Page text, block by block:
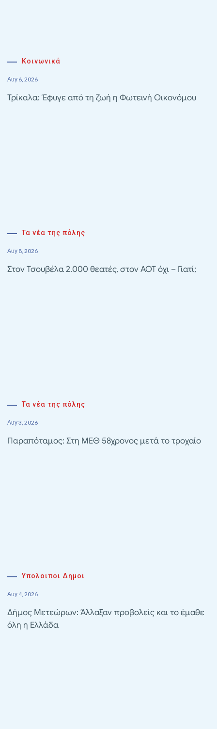
Κοινωνικά
Αυγ 6, 2026
Τρίκαλα: Έφυγε από τη ζωή η Φωτεινή Οικονόμου
Τα νέα της πόλης
Αυγ 8, 2026
Στον Τσουβέλα 2.000 θεατές, στον ΑΟΤ όχι – Γιατί;
Τα νέα της πόλης
Αυγ 3, 2026
Παραπόταμος: Στη ΜΕΘ 58χρονος μετά το τροχαίο
Υπολοιποι Δημοι
Αυγ 4, 2026
Δήμος Μετεώρων: Άλλαξαν προβολείς και το έμαθε
όλη η Ελλάδα